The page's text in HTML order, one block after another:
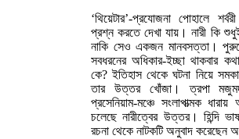
‘থিয়েটার’-প্রযোজনা পোহালে
প্রশ্ন করতে দেখা যায়। নারী কি
নাকি সেও একজন মানবসত্তা।
সবধরনের অধিকার-ইচ্ছা থাকবার
কে? ইতিহাস থেকে ঘটনা নিয়ে
তার উত্তর খোঁজা। ত্রপা
প্রসেনিয়াম-মঞ্চে সংলাপাত্মক
চলেছে নারীত্বের উত্তর। হিন্দি
রচনা থেকে নাটকটি অনুবাদ করেছেন